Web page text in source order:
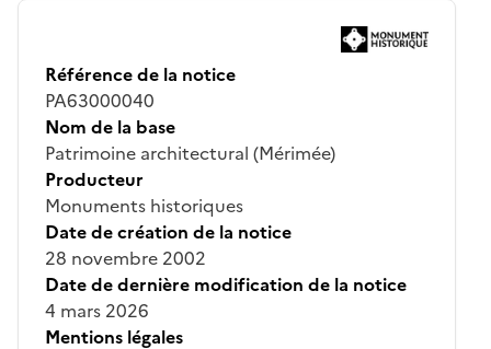
Référence de la notice
PA63000040
Nom de la base
Patrimoine architectural (Mérimée)
Producteur
Monuments historiques
Date de création de la notice
28 novembre 2002
Date de dernière modification de la notice
4 mars 2026
Mentions légales